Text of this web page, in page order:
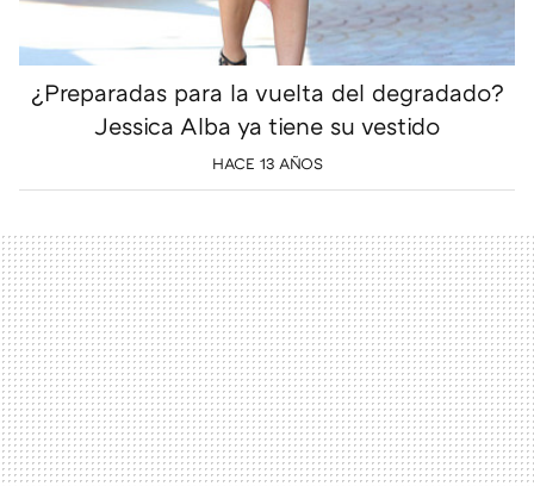
¿Preparadas para la vuelta del degradado?
Jessica Alba ya tiene su vestido
HACE 13 AÑOS